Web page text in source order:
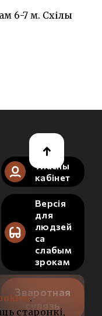
6-7 м. Схілы
Уласны
кабінет
Версія
для
людзей
са
слабым
зрокам
Зваротная
сувязь
.
старонкі,